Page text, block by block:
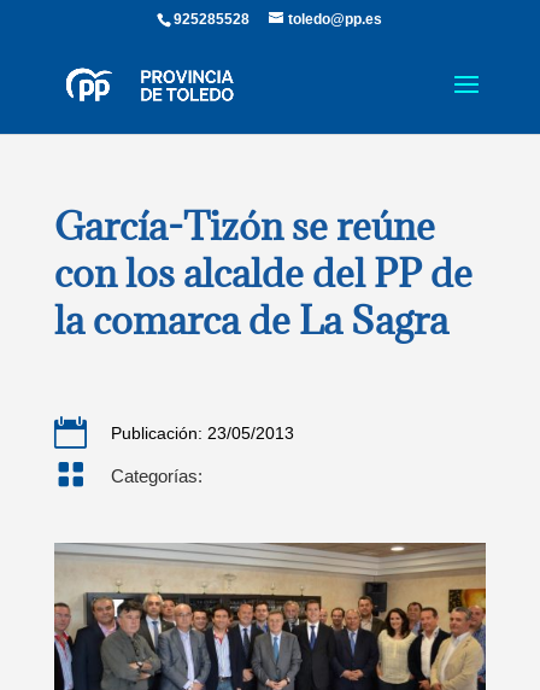
925285528 toledo@pp.es
García-Tizón se reúne
con los alcalde del PP de
la comarca de La Sagra
 Publicación: 23/05/2013
 Categorías: